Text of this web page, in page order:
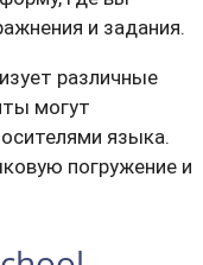
и задания.
различные
могут
языка.
погружение и